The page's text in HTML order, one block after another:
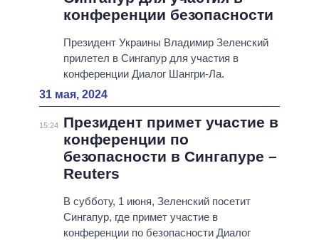
конференции безопасности
Президент Украины Владимир Зеленский
прилетел в Сингапур для участия в
конференции Диалог Шангри-Ла.
31 мая, 2024
15:24
Президент примет участие в
конференции по
безопасности в Сингапуре –
Reuters
В субботу, 1 июня, Зеленский посетит
Сингапур, где примет участие в
конференции по безопасности Диалог